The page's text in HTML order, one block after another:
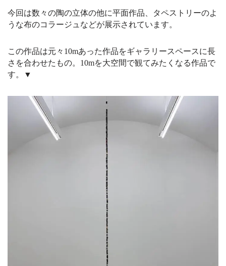
今回は数々の陶の立体の他に平面作品、タペストリーのよ
うな布のコラージュなどが展示されています。
この作品は元々10mあった作品をギャラリースペースに長
さを合わせたもの。10mを大空間で観てみたくなる作品で
す。▼